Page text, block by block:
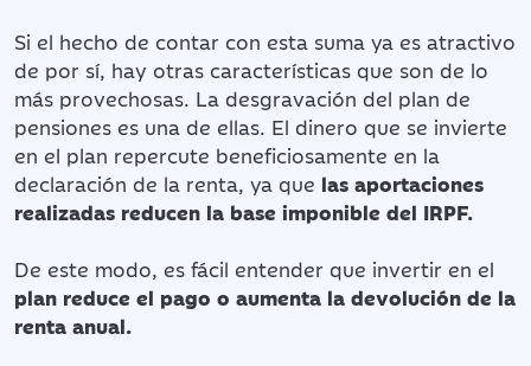
Si el hecho de contar con esta suma ya es atractivo
de por sí, hay otras características que son de lo
más provechosas. La desgravación del plan de
pensiones es una de ellas. El dinero que se invierte
en el plan repercute beneficiosamente en la
declaración de la renta, ya que las aportaciones
realizadas reducen la base imponible del IRPF.
De este modo, es fácil entender que invertir en el
plan reduce el pago o aumenta la devolución de la
renta anual.